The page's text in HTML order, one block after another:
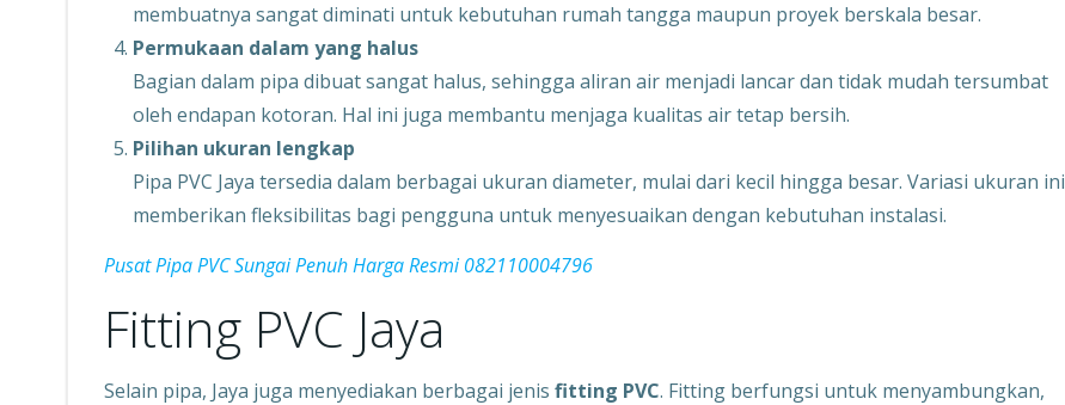
membuatnya sangat diminati untuk kebutuhan rumah tangga maupun proyek berskala besar.
Permukaan dalam yang halus
Bagian dalam pipa dibuat sangat halus, sehingga aliran air menjadi lancar dan tidak mudah tersumbat
oleh endapan kotoran. Hal ini juga membantu menjaga kualitas air tetap bersih.
Pilihan ukuran lengkap
Pipa PVC Jaya tersedia dalam berbagai ukuran diameter, mulai dari kecil hingga besar. Variasi ukuran ini
memberikan fleksibilitas bagi pengguna untuk menyesuaikan dengan kebutuhan instalasi.
Pusat Pipa PVC Sungai Penuh Harga Resmi 082110004796
Fitting PVC Jaya
Selain pipa, Jaya juga menyediakan berbagai jenis fitting PVC. Fitting berfungsi untuk menyambungkan,